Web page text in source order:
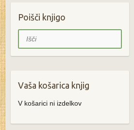
Poišči knjigo
Išči
Vaša košarica knjig
V košarici ni izdelkov